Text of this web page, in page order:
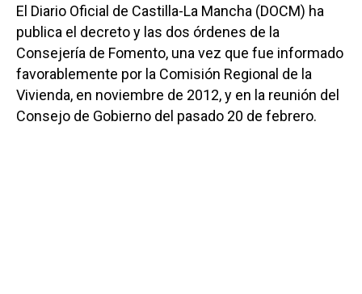
El Diario Oficial de Castilla-La Mancha (DOCM) ha
publica el decreto y las dos órdenes de la
Consejería de Fomento, una vez que fue informado
favorablemente por la Comisión Regional de la
Vivienda, en noviembre de 2012, y en la reunión del
Consejo de Gobierno del pasado 20 de febrero.